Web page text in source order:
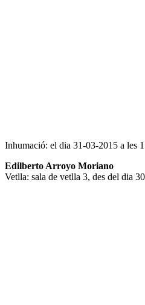
Inhumació: el dia 31-03-2015 a les
Edilberto Arroyo Moriano
Vetlla: sala de vetlla 3, des del dia